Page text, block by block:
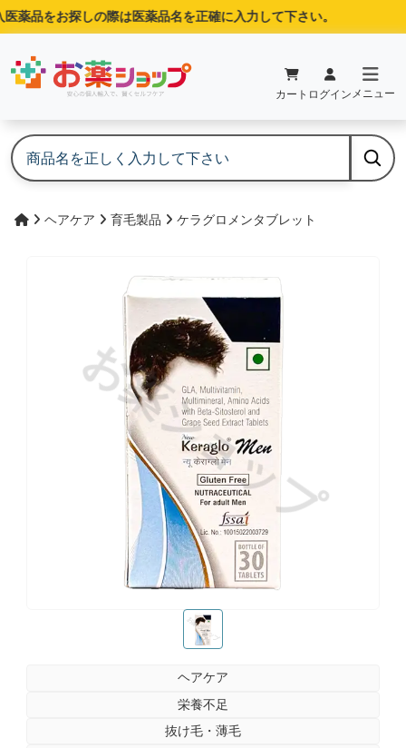
品をお探しの際は医薬品名を正確に入力して下さい。
カート ログイン メニュー
ヘアケア 育毛製品 ケラグロメンタブレット
お薬ショップ
お薬ショップ
ヘアケア
栄養不足
抜け毛・薄毛